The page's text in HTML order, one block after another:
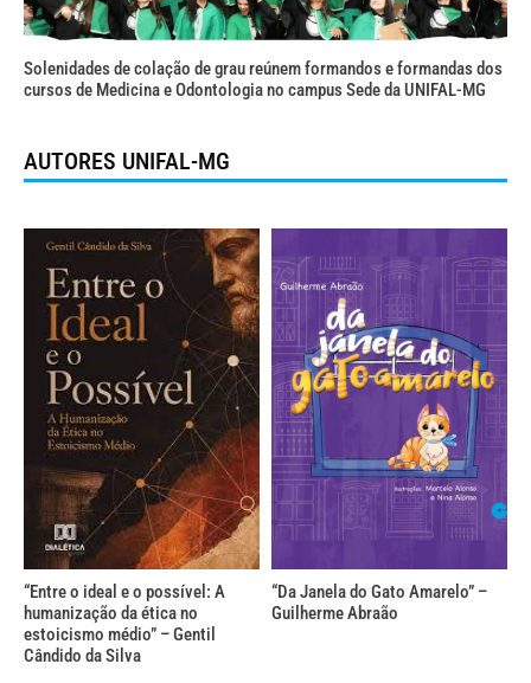
Solenidades de colação de grau reúnem formandos e formandas dos
cursos de Medicina e Odontologia no campus Sede da UNIFAL-MG
AUTORES UNIFAL-MG
“Entre o ideal e o possível: A
humanização da ética no
estoicismo médio” – Gentil
Cândido da Silva
“Da Janela do Gato Amarelo” –
Guilherme Abraão